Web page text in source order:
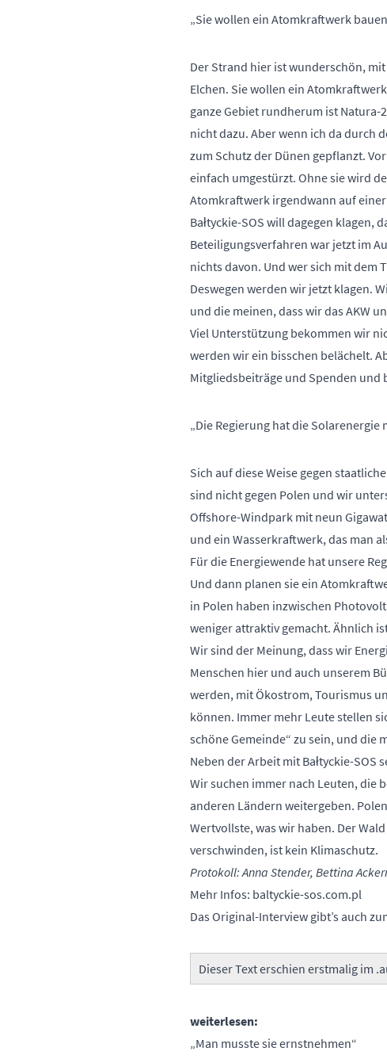
„Sie wollen ein Atomkraftwerk
Der Strand hier ist wunderschön,
Elchen. Sie wollen ein
ganze Gebiet rundherum ist
nicht dazu. Aber wenn ich da durch
zum Schutz der Dünen gepflanzt.
einfach umgestürzt. Ohne sie wird
Atomkraftwerk irgendwann auf
Bałtyckie-SOS will dagegen klagen,
Beteiligungsverfahren war jetzt im
nichts davon. Und wer sich mit dem
Deswegen werden wir jetzt klagen.
und die meinen, dass wir das AKW
Viel Unterstützung bekommen wir
werden wir ein bisschen belächelt.
Mitgliedsbeiträge und Spenden
„Die Regierung hat die
Sich auf diese Weise gegen
sind nicht gegen Polen und wir
Offshore-Windpark mit neun
und ein Wasserkraftwerk, das man
Für die Energiewende hat unsere
Und dann planen sie ein
in Polen haben inzwischen
weniger attraktiv gemacht. Ähnlich
Wir sind der Meinung, dass wir
Menschen hier und auch unserem
werden, mit Ökostrom, Tourismus
können. Immer mehr Leute stellen
schöne Gemeinde“ zu sein, und die
Neben der Arbeit mit Bałtyckie-
Wir suchen immer nach Leuten, die
anderen Ländern weitergeben.
Wertvollste, was wir haben. Der
verschwinden, ist kein Klimaschutz.
Protokoll: Anna Stender, Bettina
Mehr Infos: baltyckie-sos.com.pl
Das Original-Interview gibt’s auch
Dieser Text erschien erstmalig im
weiterlesen:
„Man musste sie ernstnehmen“